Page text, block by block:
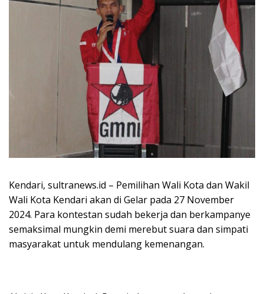
Kendari, sultranews.id – Pemilihan Wali Kota dan Wakil
Wali Kota Kendari akan di Gelar pada 27 November
2024. Para kontestan sudah bekerja dan berkampanye
semaksimal mungkin demi merebut suara dan simpati
masyarakat untuk mendulang kemenangan.